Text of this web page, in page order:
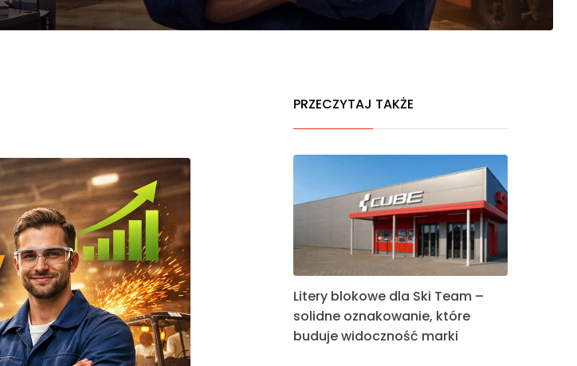
PRZECZYTAJ TAKŻE
Litery blokowe dla Ski Team –
solidne oznakowanie, które
buduje widoczność marki